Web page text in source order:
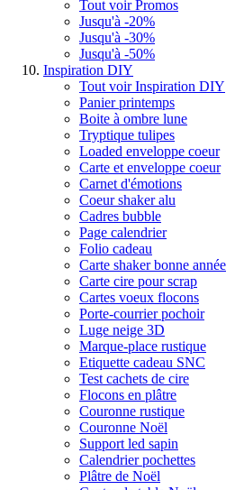
Tout voir Promos
Jusqu'à -20%
Jusqu'à -30%
Jusqu'à -50%
Inspiration DIY
Tout voir Inspiration DIY
Panier printemps
Boite à ombre lune
Tryptique tulipes
Loaded enveloppe coeur
Carte et enveloppe coeur
Carnet d'émotions
Coeur shaker alu
Cadres bubble
Page calendrier
Folio cadeau
Carte shaker bonne année
Carte cire pour scrap
Cartes voeux flocons
Porte-courrier pochoir
Luge neige 3D
Marque-place rustique
Etiquette cadeau SNC
Test cachets de cire
Flocons en plâtre
Couronne rustique
Couronne Noël
Support led sapin
Calendrier pochettes
Plâtre de Noël